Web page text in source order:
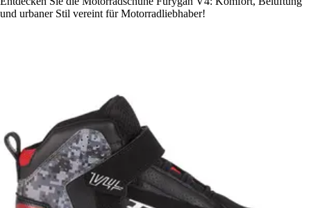
und urbaner Stil vereint für Motorradliebhaber!